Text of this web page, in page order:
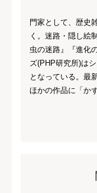
門家として、歴史
く。迷路・隠し絵
虫の迷路』『進化
ズ(PHP研究所)は
となっている。最
ほかの作品に「か